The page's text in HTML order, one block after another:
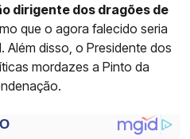
dirigente dos dragões de
que o agora falecido seria
disso, o Presidente dos
mordazes a Pinto da